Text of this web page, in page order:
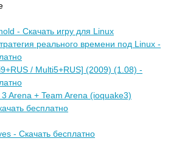
- Скачать игру для Linux
реального времени под Linux -
/ Multi5+RUS] (2009) (1.08) -
Arena + Team Arena (ioquake3)
бесплатно
- Скачать бесплатно